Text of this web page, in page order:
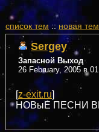
cписок тем :: новая
Sergey
Запасной Выход
26 February, 2005 в
[z-exit.ru]
НОВыЕ ПЕСНИ